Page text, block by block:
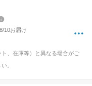
10お届け
、在庫等）と異なる場合がご
。